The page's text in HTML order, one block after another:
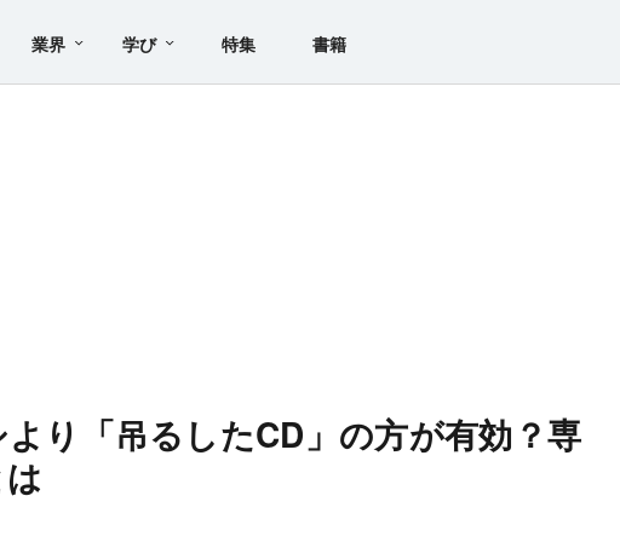
業界 学び 特集 書籍
り「吊るしたCD」の方が有効？専